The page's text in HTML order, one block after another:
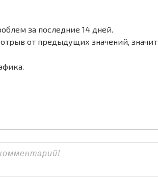
за последние 14 дней.
от предыдущих значений,